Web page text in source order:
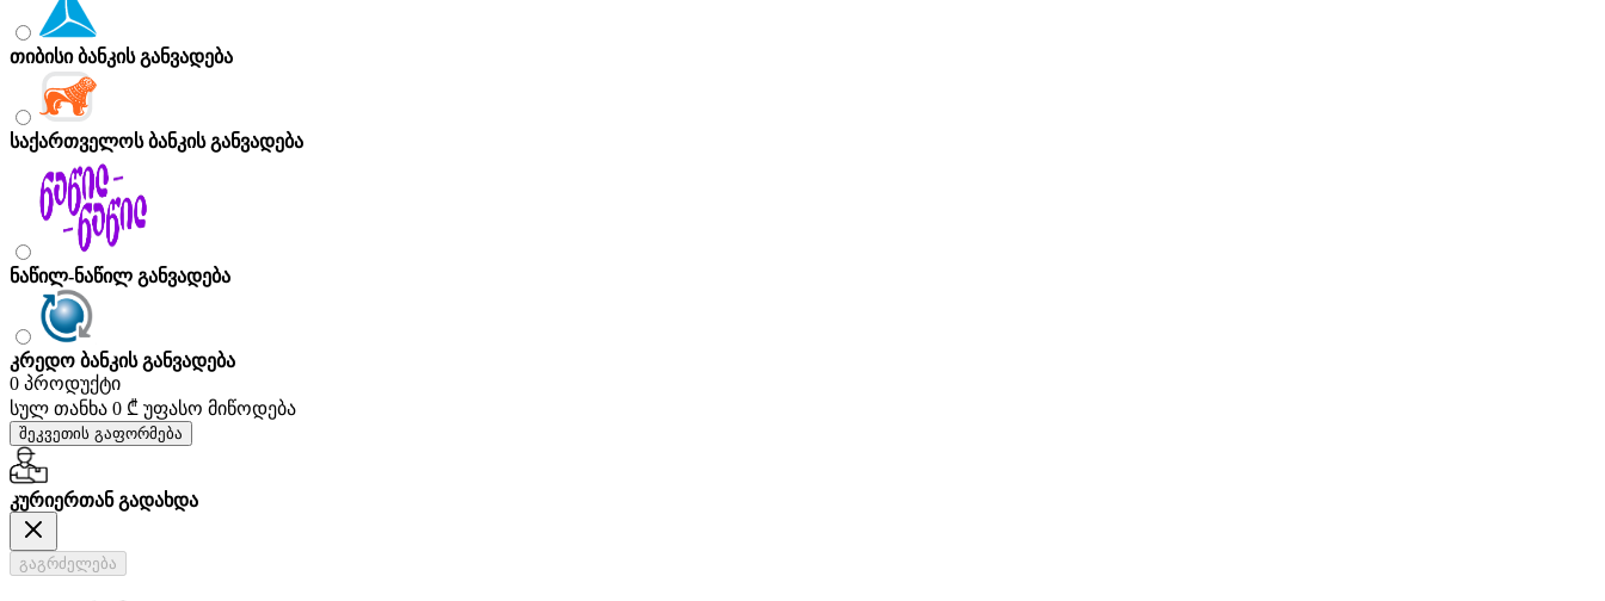
თიბისი ბანკის განვადება
საქართველოს ბანკის განვადება
ნაწილ-ნაწილ განვადება
კრედო ბანკის განვადება
0 პროდუქტი
სულ თანხა 0 ₾ უფასო მიწოდება
შეკვეთის გაფორმება
კურიერთან გადახდა
გაგრძელება